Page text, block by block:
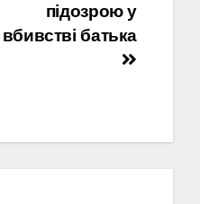
підозрою у
вбивстві батька